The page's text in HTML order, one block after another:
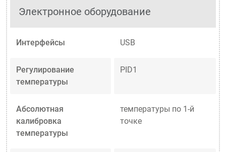
Электронное оборудование
Интерфейсы USB
Регулирование
температуры
PID1
Абсолютная
калибровка
температуры
температуры по 1-й
точке